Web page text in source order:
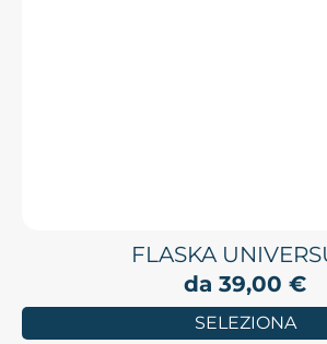
FLASKA
da 39,00 €
SELEZIONA